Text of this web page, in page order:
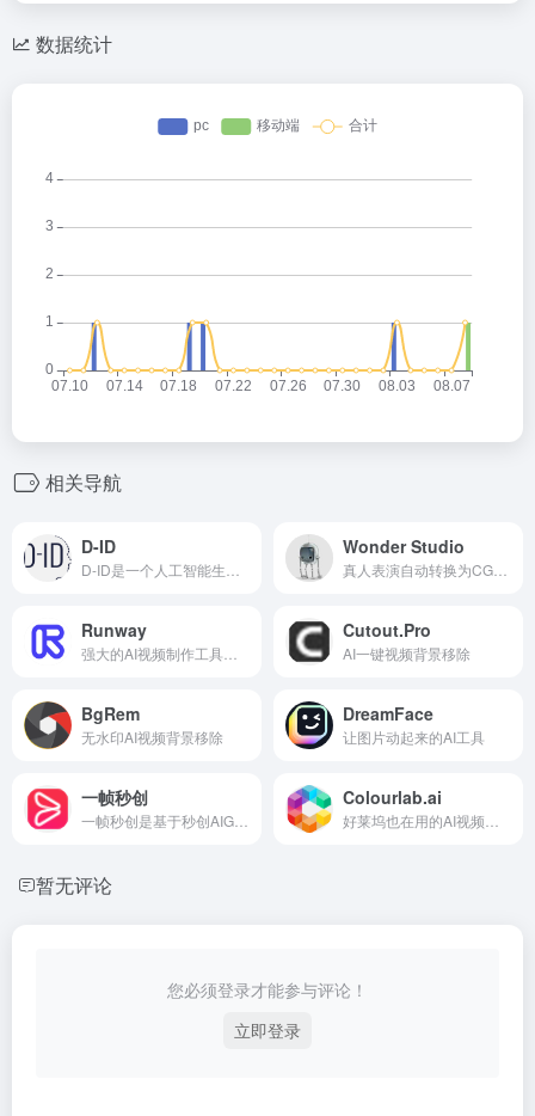
数据统计
相关导航
D-ID Wonder Studio
Runway Cutout.Pro
AI一键视频背景移除
BgRem
无水印AI视频背景移除
DreamFace
让图片动起来的AI工具
一帧秒创 Colourlab.ai
暂无评论
您必须登录才能参与评论！
立即登录